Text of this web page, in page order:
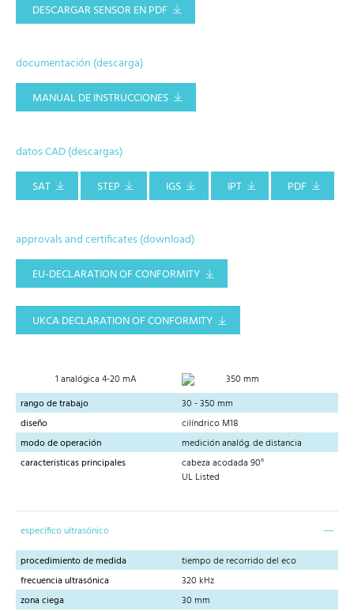
DESCARGAR SENSOR EN PDF
documentación (descarga)
MANUAL DE INSTRUCCIONES
datos CAD (descargas)
SAT
STEP IGS IPT PDF
approvals and certificates (download)
EU-DECLARATION OF CONFORMITY
UKCA DECLARATION OF CONFORMITY
1 analógica 4-20 mA
350 mm
rango de trabajo
30 - 350 mm
diseño
cilíndrico M18
modo de operación
medición analóg. de distancia
caracteristicas principales
cabeza acodada 90°
UL Listed
específico ultrasónico
procedimiento de medida
tiempo de recorrido del eco
frecuencia ultrasónica
320 kHz
zona ciega
30 mm